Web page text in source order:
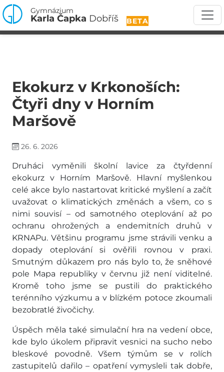
Gymnázium
BETA
Karla Čapka Dobříš
Ekokurz v Krkonoších:
Čtyři dny v Horním
Maršově
26. 6. 2026
Druháci vyměnili školní lavice za čtyřdenní
ekokurz v Horním Maršově. Hlavní myšlenkou
celé akce bylo nastartovat kritické myšlení a začít
uvažovat o klimatických změnách a všem, co s
nimi souvisí – od samotného oteplování až po
ochranu ohrožených a endemitních druhů v
KRNAPu. Většinu programu jsme strávili venku a
dopady oteplování si ověřili rovnou v praxi.
Smutným důkazem pro nás bylo to, že sněhové
pole Mapa republiky v červnu již není viditelné.
Kromě toho jsme se pustili do praktického
terénního výzkumu a v blízkém potoce zkoumali
bezobratlé živočichy.
Úspěch měla také simulační hra na vedení obce,
kde bylo úkolem připravit vesnici na sucho nebo
bleskové povodně. Všem týmům se v rolích
zastupitelů dařilo – opatření vymysleli tak dobře,